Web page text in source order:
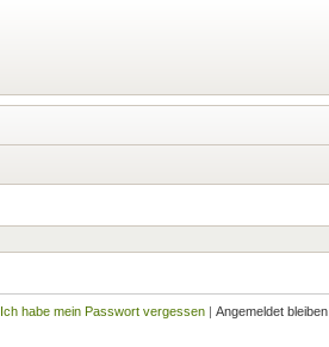
Ich habe mein Passwort vergessen | Angemeldet bleiben